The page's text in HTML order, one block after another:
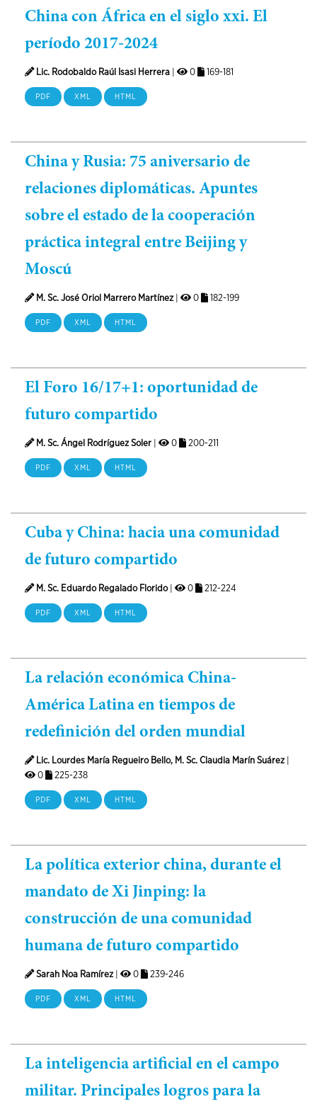
China con África en el siglo xxi. El
período 2017-2024
Lic. Rodobaldo Raúl Isasi Herrera 0 169-181
PDF XML HTML
China y Rusia: 75 aniversario de
relaciones diplomáticas. Apuntes
sobre el estado de la cooperación
práctica integral entre Beijing y
Moscú
M. Sc. José Oriol Marrero Martínez| 0 182-199
PDF XML HTML
El Foro 16/17+1: oportunidad de
futuro compartido
M. Sc. Ángel Rodríguez Soler 0 200-211
PDF XML HTML
Cuba y China: hacia una comunidad
de futuro compartido
M. Sc. Eduardo Regalado Florido| 0 212-224
PDF XML HTML
La relación económica China-
América Latina en tiempos de
redefinición del orden mundial
Lic. Lourdes María Regueiro Bello, M. Sc. Claudia Marín Suárez|
0
225-238
PDF XML HTML
La política exterior china, durante el
mandato de Xi Jinping: la
construcción de una comunidad
humana de futuro compartido
Sarah Noa Ramírez| 0 239-246
PDF XML HTML
La inteligencia artificial en el campo
militar. Principales logros para la